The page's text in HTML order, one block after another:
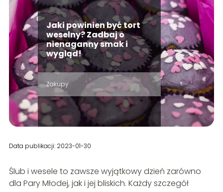
Jaki powinien być tort
weselny? Zadbaj o
nienaganny smak i
wygląd!
Zakupy
Data publikacji: 2023-01-30
Ślub i wesele to zawsze wyjątkowy dzień zarówno
dla Pary Młodej, jak i jej bliskich. Każdy szczegół